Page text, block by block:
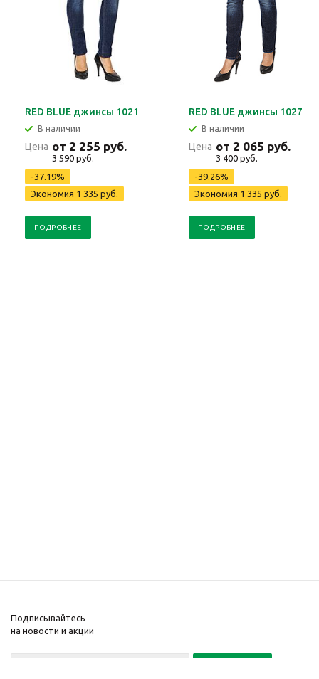
RED BLUE джинсы 1021
В наличии
Цена от 2 255 руб.
3 590 руб.
-37.19%
Экономия 1 335 руб.
ПОДРОБНЕЕ
RED BLUE джинсы 1027
В наличии
Цена от 2 065 руб.
3 400 руб.
-39.26%
Экономия 1 335 руб.
ПОДРОБНЕЕ
Подписывайтесь
на новости и акции